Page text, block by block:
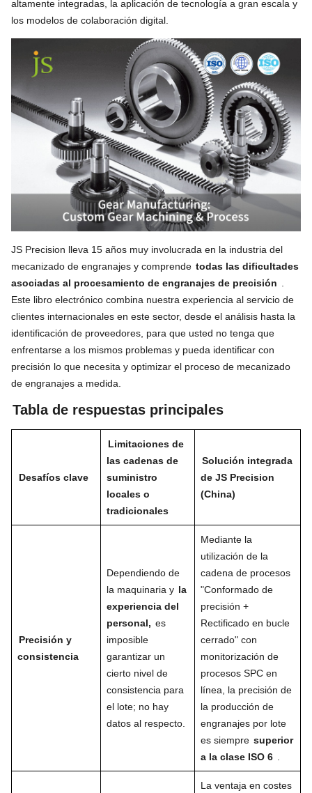
altamente integradas, la aplicación de tecnología a gran escala y
los modelos de colaboración digital.
JS Precision lleva 15 años muy involucrada en la industria del
mecanizado de engranajes y comprende todas las dificultades
asociadas al procesamiento de engranajes de precisión
Este libro electrónico combina nuestra experiencia al servicio de
clientes internacionales en este sector, desde el análisis hasta la
identificación de proveedores, para que usted no tenga que
enfrentarse a los mismos problemas y pueda identificar con
precisión lo que necesita y optimizar el proceso de mecanizado
de engranajes a medida.
Tabla de respuestas principales
Desafíos clave
Limitaciones de
las cadenas de
suministro
locales o
tradicionales
Solución integrada
de JS Precision
(China)
Precisión y
consistencia
Dependiendo de
la maquinaria y la
experiencia del
personal, es
imposible
garantizar un
cierto nivel de
consistencia para
el lote; no hay
datos al respecto.
Mediante la
utilización de la
cadena de procesos
"Conformado de
precisión +
Rectificado en bucle
cerrado" con
monitorización de
procesos SPC en
línea, la precisión de
la producción de
engranajes por lote
es siempre superior
a la clase ISO 6
La ventaja en costes